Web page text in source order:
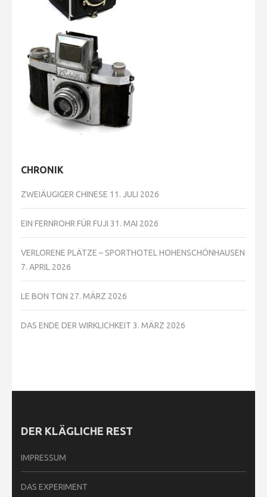
CHRONIK
ZWEIÄUGIGER CHINESE 11. JULI 2026
EIN FERNROHR FÜR FUJI 31. MAI 2026
VERLORENE PLÄTZE – SPORTHOTEL HOHENSCHÖNHAUSEN
7. APRIL 2026
LE BON TON 27. MÄRZ 2026
DAS ENDE DER WIRKLICHKEIT 3. MÄRZ 2026
DER KLÄGLICHE REST
IMPRESSUM
DAS EXPERIMENT